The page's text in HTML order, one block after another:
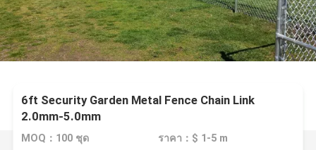
6ft Security Garden Metal Fence Chain Link
2.0mm-5.0mm
MOQ：100 ชุด ราคา：$ 1-5 m